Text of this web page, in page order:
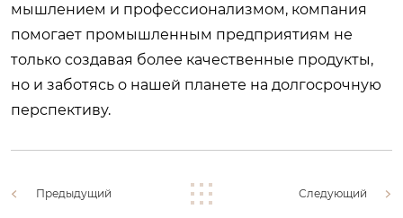
мышлением и профессионализмом, компания
помогает промышленным предприятиям не
только создавая более качественные продукты,
но и заботясь о нашей планете на долгосрочную
перспективу.
Предыдущий Следующий